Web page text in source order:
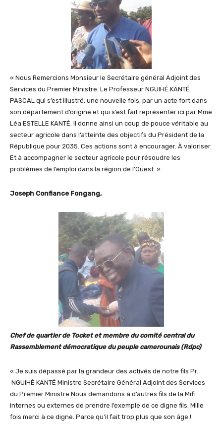
« Nous Remercions Monsieur le Secrétaire général Adjoint des
Services du Premier Ministre. Le Professeur NGUIHÉ KANTÉ
PASCAL qui s’est illustré, une nouvelle fois, par un acte fort dans
son département d’origine et qui s’est fait représenter ici par Mme
Léa ESTELLE KANTÉ. Il donne ainsi un coup de pouce véritable au
secteur agricole dans l’atteinte des objectifs du Président de la
République pour 2035. Ces actions sont à encourager. À valoriser.
Et à accompagner le secteur agricole pour résoudre les
problèmes de l’emploi dans la région de l’Ouest. »
Joseph Confiance Fongang,
Chef de quartier de Tocket et membre du comité central du
Rassemblement démocratique du peuple camerounais (Rdpc)
« Je suis dépassé par la grandeur des activés de notre fils Pr.
NGUIHÉ KANTÉ Ministre Secrétaire Général Adjoint des Services
du Premier Ministre Nous demandons à d’autres fils de la Mifi
internes ou externes de prendre l’exemple de ce digne fils. Mille
fois merci à ce digne. Parce qu’il fait trop plus que son âge !